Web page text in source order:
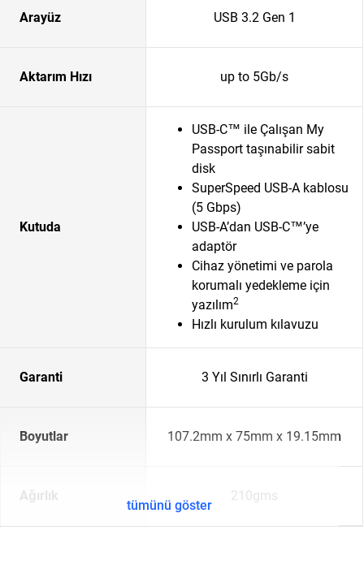
Arayüz USB 3.2 Gen 1
Aktarım Hızı up to 5Gb/s
Kutuda
USB-C™ ile Çalışan My
Passport taşınabilir sabit
disk
SuperSpeed USB-A kablosu
(5 Gbps)
USB-A’dan USB-C™’ye
adaptör
Cihaz yönetimi ve parola
korumalı yedekleme için
yazılım2
Hızlı kurulum kılavuzu
Garanti 3 Yıl Sınırlı Garanti
Boyutlar 107.2mm x 75mm x 19.15mm
Ağırlık 210gms
tümünü göster